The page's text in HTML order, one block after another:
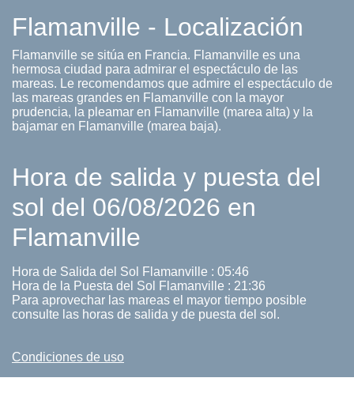
Flamanville - Localización
Flamanville se sitúa en Francia. Flamanville es una
hermosa ciudad para admirar el espectáculo de las
mareas. Le recomendamos que admire el espectáculo de
las mareas grandes en Flamanville con la mayor
prudencia, la pleamar en Flamanville (marea alta) y la
bajamar en Flamanville (marea baja).
Hora de salida y puesta del
sol del 06/08/2026 en
Flamanville
Hora de Salida del Sol Flamanville : 05:46
Hora de la Puesta del Sol Flamanville : 21:36
Para aprovechar las mareas el mayor tiempo posible
consulte las horas de salida y de puesta del sol.
Condiciones de uso